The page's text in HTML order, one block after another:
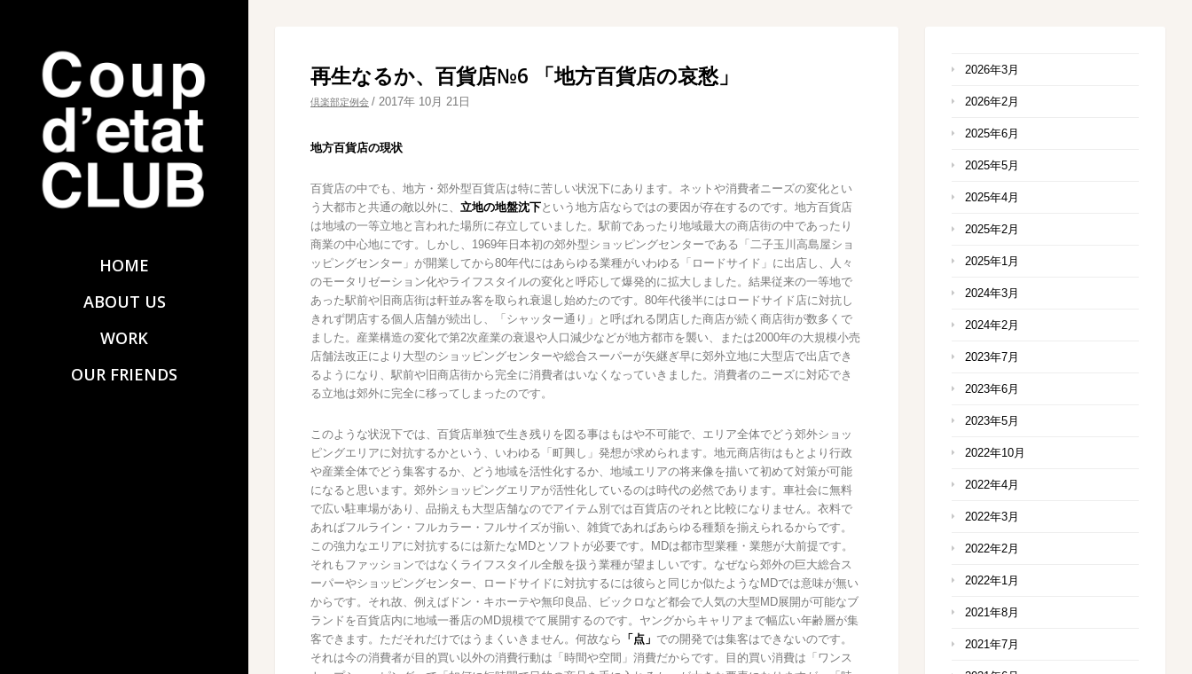
HOME
ABOUT US
WORK
OUR FRIENDS
再生なるか、百貨店№6 「地方百貨店の哀愁」
倶楽部定例会 / 2017年 10月 21日
地方百貨店の現状
百貨店の中でも、地方・郊外型百貨店は特に苦しい状況下にあります。ネットや消費者ニーズの変化とい
う大都市と共通の敵以外に、 立地の地盤沈下という地方店ならではの要因が存在するのです。地方百貨店
は地域の一等立地と言われた場所に存立していました。駅前であったり地域最大の商店街の中であったり
商業の中心地にです。しかし、1969年日本初の郊外型ショッピングセンターである「二子玉川高島屋ショ
ッピングセンター」が開業してから80年代にはあらゆる業種がいわゆる「ロードサイド」に出店し、人々
のモータリゼーション化やライフスタイルの変化と呼応して爆発的に拡大しました。結果従来の一等地で
あった駅前や旧商店街は軒並み客を取られ衰退し始めたのです。80年代後半にはロードサイド店に対抗し
きれず閉店する個人店舗が続出し、「シャッター通り」と呼ばれる閉店した商店が続く商店街が数多くで
ました。産業構造の変化で第2次産業の衰退や人口減少などが地方都市を襲い、または2000年の大規模小売
店舗法改正により大型のショッピングセンターや総合スーパーが矢継ぎ早に郊外立地に大型店で出店でき
るようになり、駅前や旧商店街から完全に消費者はいなくなっていきました。消費者のニーズに対応でき
る立地は郊外に完全に移ってしまったのです。
このような状況下では、百貨店単独で生き残りを図る事はもはや不可能で、エリア全体でどう郊外ショッ
ピングエリアに対抗するかという、いわゆる「町興し」発想が求められます。地元商店街はもとより行政
や産業全体でどう集客するか、どう地域を活性化するか、地域エリアの将来像を描いて初めて対策が可能
になると思います。郊外ショッピングエリアが活性化しているのは時代の必然であります。車社会に無料
で広い駐車場があり、品揃えも大型店舗なのでアイテム別では百貨店のそれと比較になりません。衣料で
あればフルライン・フルカラー・フルサイズが揃い、雑貨であればあらゆる種類を揃えられるからです。
この強力なエリアに対抗するには新たなMDとソフトが必要です。MDは都市型業種・業態が大前提です。
それもファッションではなくライフスタイル全般を扱う業種が望ましいです。なぜなら郊外の巨大総合ス
ーパーやショッピングセンター、ロードサイドに対抗するには彼らと同じか似たようなMDでは意味が無い
からです。それ故、例えばドン・キホーテや無印良品、ビックロなど都会で人気の大型MD展開が可能なブ
ランドを百貨店内に地域一番店のMD規模でて展開するのです。ヤングからキャリアまで幅広い年齢層が集
客できます。ただそれだけではうまくいきません。何故なら 「点」 での開発では集客はできないのです。
それは今の消費者が目的買い以外の消費行動は「時間や空間」消費だからです。目的買い消費は「ワンス
2026年3月
2026年2月
2025年6月
2025年5月
2025年4月
2025年2月
2025年1月
2024年3月
2024年2月
2023年7月
2023年6月
2023年5月
2022年10月
2022年4月
2022年3月
2022年2月
2022年1月
2021年8月
2021年7月